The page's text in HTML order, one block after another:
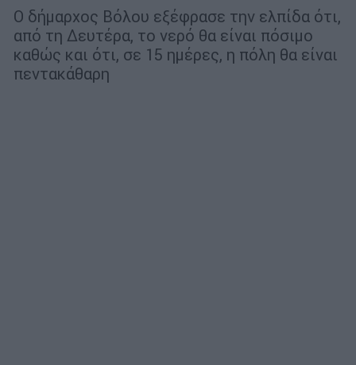
Ο δήμαρχος Βόλου εξέφρασε την ελπίδα ότι,
από τη Δευτέρα, το νερό θα είναι πόσιμο
καθώς και ότι, σε 15 ημέρες, η πόλη θα είναι
πεντακάθαρη